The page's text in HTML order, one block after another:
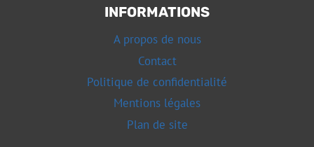
INFORMATIONS
A propos de nous
Contact
Politique de confidentialité
Mentions légales
Plan de site